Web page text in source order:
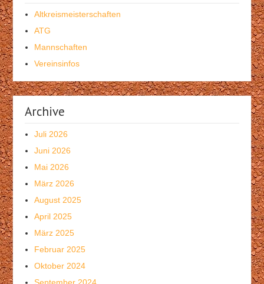
Altkreismeisterschaften
ATG
Mannschaften
Vereinsinfos
Archive
Juli 2026
Juni 2026
Mai 2026
März 2026
August 2025
April 2025
März 2025
Februar 2025
Oktober 2024
September 2024